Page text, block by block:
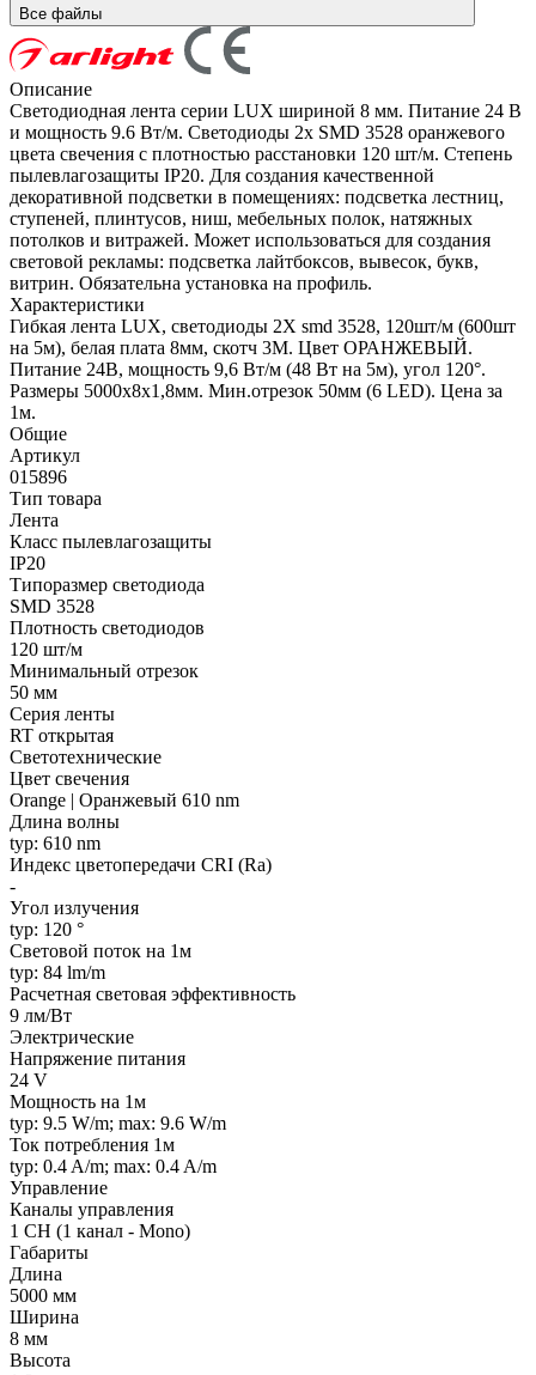
Все файлы
Описание
Светодиодная лента серии LUX шириной 8 мм. Питание 24 В
и мощность 9.6 Вт/м. Светодиоды 2x SMD 3528 оранжевого
цвета свечения с плотностью расстановки 120 шт/м. Степень
пылевлагозащиты IP20. Для создания качественной
декоративной подсветки в помещениях: подсветка лестниц,
ступеней, плинтусов, ниш, мебельных полок, натяжных
потолков и витражей. Может использоваться для создания
световой рекламы: подсветка лайтбоксов, вывесок, букв,
витрин. Обязательна установка на профиль.
Характеристики
Гибкая лента LUX, светодиоды 2X smd 3528, 120шт/м (600шт
на 5м), белая плата 8мм, скотч 3М. Цвет ОРАНЖЕВЫЙ.
Питание 24В, мощность 9,6 Вт/м (48 Вт на 5м), угол 120°.
Размеры 5000х8х1,8мм. Мин.отрезок 50мм (6 LED). Цена за
1м.
Общие
Артикул
015896
Тип товара
Лента
Класс пылевлагозащиты
IP20
Типоразмер светодиода
SMD 3528
Плотность светодиодов
120 шт/м
Минимальный отрезок
50 мм
Серия ленты
RT открытая
Светотехнические
Цвет свечения
Orange | Оранжевый 610 nm
Длина волны
typ: 610 nm
Индекс цветопередачи CRI (Ra)
-
Угол излучения
typ: 120 °
Световой поток на 1м
typ: 84 lm/m
Расчетная световая эффективность
9 лм/Вт
Электрические
Напряжение питания
24 V
Мощность на 1м
typ: 9.5 W/m; max: 9.6 W/m
Ток потребления 1м
typ: 0.4 A/m; max: 0.4 A/m
Управление
Каналы управления
1 CH (1 канал - Mono)
Габариты
Длина
5000 мм
Ширина
8 мм
Высота